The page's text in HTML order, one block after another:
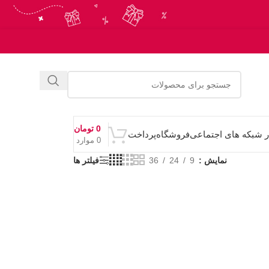
شبکه های اجتماعیفروشگاهپرداخت
0 موارد
0 تومان
نمایش 9
24
36 فیلتر ها